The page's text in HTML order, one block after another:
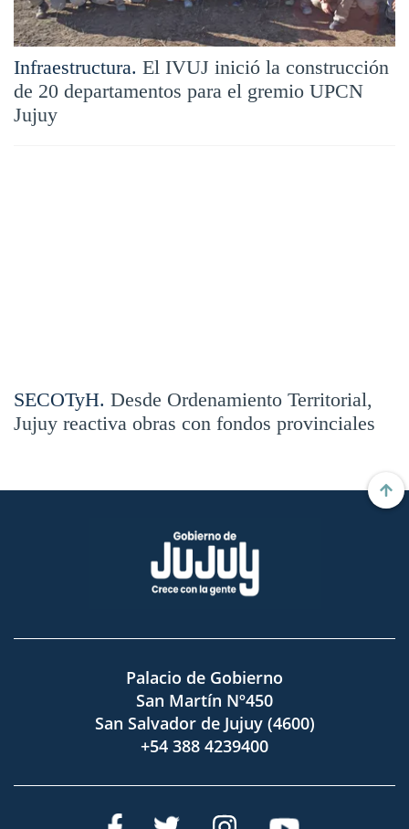
Infraestructura. El IVUJ inició la construcción
de 20 departamentos para el gremio UPCN
Jujuy
SECOTyH. Desde Ordenamiento Territorial,
Jujuy reactiva obras con fondos provinciales
Palacio de Gobierno
San Martín Nº450
San Salvador de Jujuy (4600)
+54 388 4239400